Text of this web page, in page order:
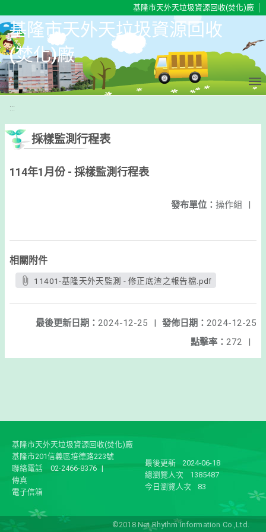
基隆市天外天垃圾資源回收(焚化)廠
基隆市天外天垃圾資源回收
(焚化)廠
:::
採樣監測行程表
114年1月份 - 採樣監測行程表
發布單位： 操作組 |
相關附件
11401-基隆天外天監測 - 修正底渣之報告檔.pdf
發佈日期： 2024-12-25
最後更新日期： 2024-12-25
|
點擊率： 272 |
基隆市天外天垃圾資源回收(焚化)廠
基隆市201信義區培德路223號
聯絡電話
02-2466-8376 |
傳真
電子信箱
最後更新
2024-06-18
總瀏覽人次
1385487
今日瀏覽人次
83
©2018 Net Rhythm Information Co.,Ltd.